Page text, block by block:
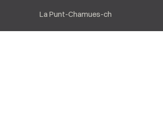
La Punt-Chamues-ch
Madulain